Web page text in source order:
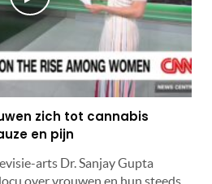
zich tot cannabis
en pijn
arts Dr. Sanjay Gupta